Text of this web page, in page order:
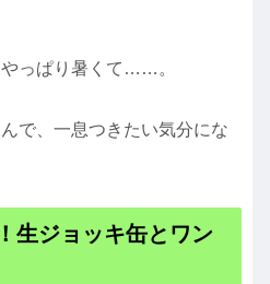
っぱり暑くて……。
で、一息つきたい気分にな
生ジョッキ缶とワン